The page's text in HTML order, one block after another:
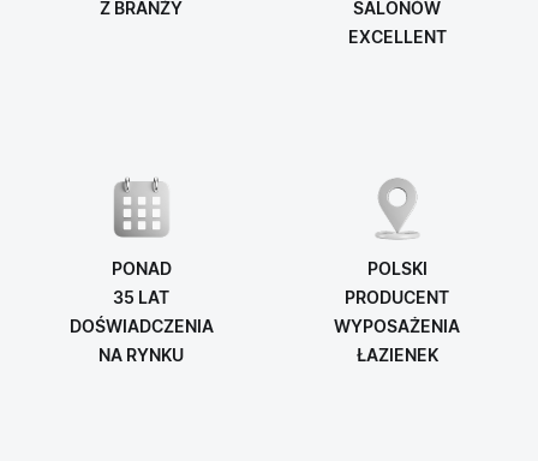
Z BRANŻY
SALONÓW
EXCELLENT
PONAD
35 LAT
DOŚWIADCZENIA
NA RYNKU
POLSKI
PRODUCENT
WYPOSAŻENIA
ŁAZIENEK